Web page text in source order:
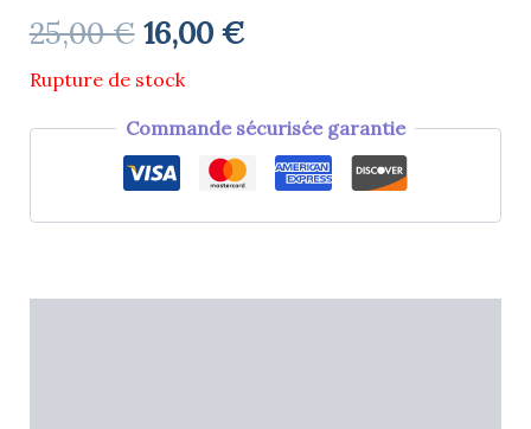
25,00€ 16,00 €
Rupture de stock
Commande sécurisée garantie